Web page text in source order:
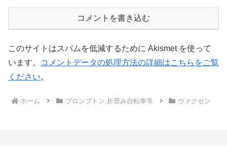
コメントを書き込む
このサイトはスパムを低減するために Akismet を使って
います。
コメントデータの処理方法の詳細はこちらをご覧
ください。
ホーム ブロンプトン,折畳み自転車等 ヴァクセン